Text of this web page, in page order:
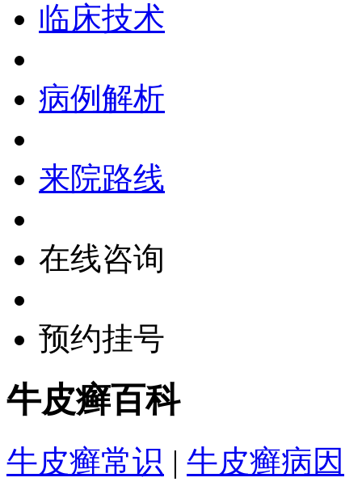
临床技术
病例解析
来院路线
在线咨询
预约挂号
牛皮癣百科
牛皮癣常识 | 牛皮癣病因